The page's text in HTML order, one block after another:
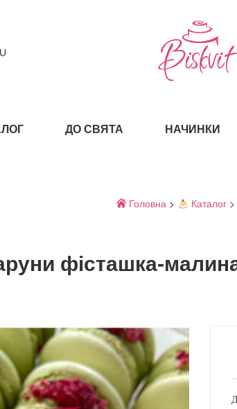
ДО СВЯТА НАЧИНКИ
Головна > Каталог>
фісташка-